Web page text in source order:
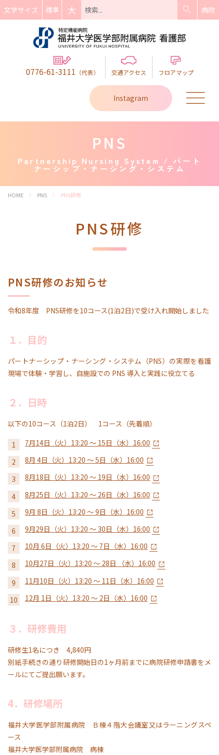
文字サイズ 標準 大 search 病院
0776-61-3111 （代表） 交通アクセス フロアマップ
Instagram
PNS
Partnership Nursing System / パート
ナーシップ・ナーシング・システム
HOME chevron_right PNS chevron_right PNS研修
PNS研修
PNS研修のお知らせ
令和8年度 PNS研修を10コース(1泊2日)で受け入れ開始しました
１．目的
パートナーシップ・ナーシング・システム（PNS）の実際を看護
現場で体験・学習し、自施設での PNS 導入と実践に役立てる
２．日時
以下の10コース（1泊2日） 1コース（先着順）
7月14日（火）13:20 ～ 15日（水）16:00
8月 4日（火）13:20 ～ 5日（水）16:00
8月18日（火）13:20 ～ 19日（水）16:00
8月25日（火）13:20 ～ 26日（水）16:00
9月 8日（火）13:20 ～ 9日（水）16:00
9月29日（火）13:20 ～ 30日（水）16:00
10月 6日（火）13:20 ～ 7日（水）16:00
10月27日（火）13:20 ～ 28日 （水）16:00
11月10日（火）13:20 ～ 11日（水）16:00
12月 1日（火）13:20 ～ 2日（水）16:00
３．研修費用
研修生1名につき 4,840円
別紙手続きの通り研修開始日の1ヶ月前までに病院研修申請書をメ
ールにてご提出願います。
4．研修場所
福井大学医学部附属病院 Ｂ棟４階大会議室又はラーニングスペ
ース
福井大学医学部附属病院 病棟